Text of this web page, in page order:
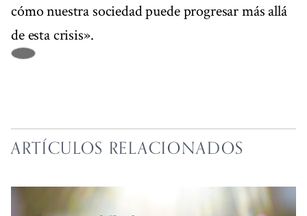
cómo nuestra sociedad puede progresar más allá
de esta crisis».
ARTÍCULOS RELACIONADOS